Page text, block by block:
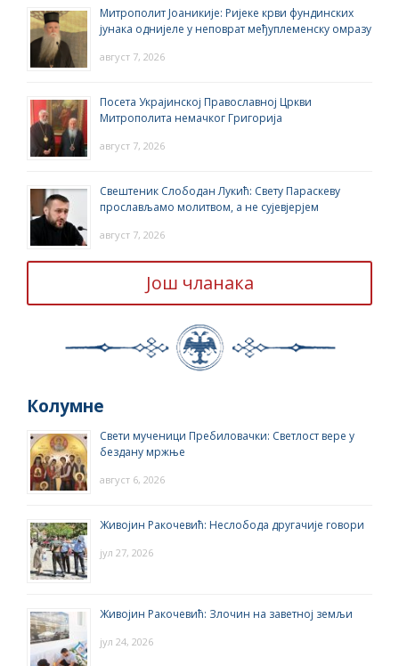
Митрополит Јоаникије: Ријеке крви фундинских
јунака однијеле у неповрат међуплеменску омразу
август 7, 2026
Посета Украјинској Православној Цркви
Митрополита немачког Григорија
август 7, 2026
Свештеник Слободан Лукић: Свету Параскеву
прослављамо молитвом, а не сујевјерјем
август 7, 2026
Још чланака
Колумне
Свети мученици Пребиловачки: Светлост вере у
бездану мржње
август 6, 2026
Живојин Ракочевић: Неслобода другачије говори
јул 27, 2026
Живојин Ракочевић: Злочин на заветној земљи
јул 24, 2026